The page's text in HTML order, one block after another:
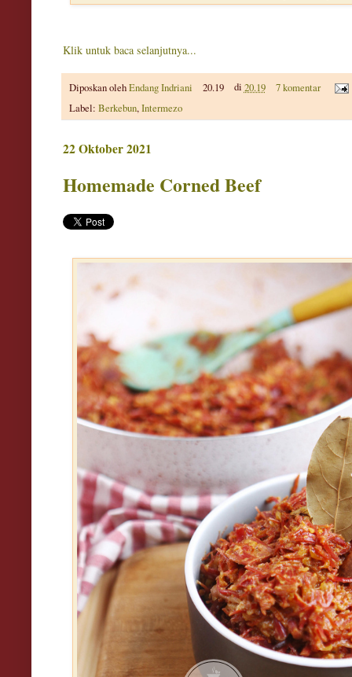
Klik untuk baca selanjutnya...
Diposkan olehEndang Indriani 20.19 di 20.19
7 komentar
Label: Berkebun,Intermezo
22 Oktober 2021
Homemade Corned Beef